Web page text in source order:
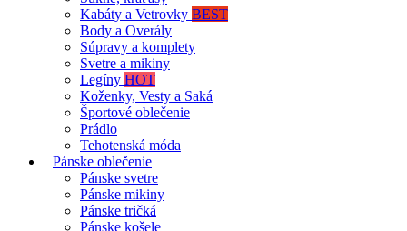
Kabáty a Vetrovky BEST
Body a Overály
Súpravy a komplety
Svetre a mikiny
Legíny HOT
Koženky, Vesty a Saká
Športové oblečenie
Prádlo
Tehotenská móda
Pánske oblečenie
Pánske svetre
Pánske mikiny
Pánske tričká
Pánske košele